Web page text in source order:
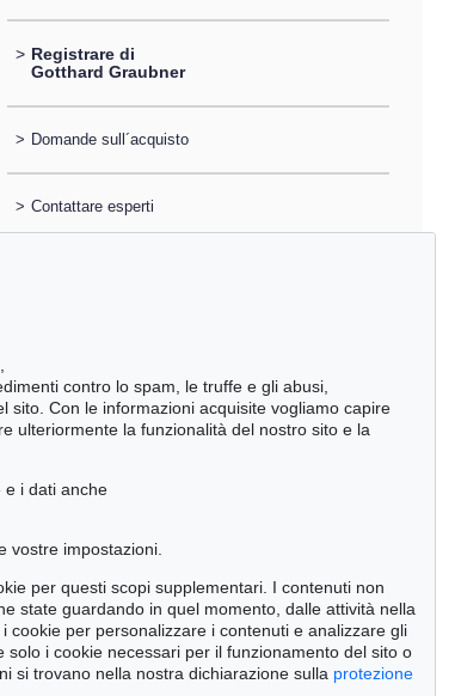
> Registrare di
Gotthard Graubner
> Domande sull´acquisto
> Contattare esperti
Auction 429 - Lot 966
G. GRAUBNER
contro lo spam, le truffe e gli abusi,
sito. Con le informazioni acquisite vogliamo capire
ulteriormente la funzionalità del nostro sito e la
e i dati anche
vostre impostazioni.
per questi scopi supplementari. I contenuti non
state guardando in quel momento, dalle attività nella
cookie per personalizzare i contenuti e analizzare gli
i cookie necessari per il funzionamento del sito o
si trovano nella nostra dichiarazione sulla protezione